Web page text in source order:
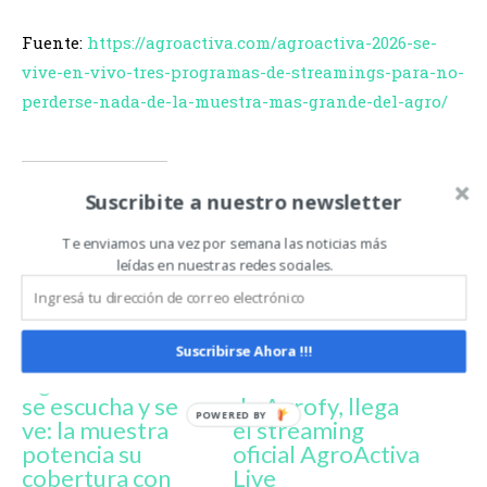
Fuente: https://agroactiva.com/agroactiva-2026-se-
vive-en-vivo-tres-programas-de-streamings-para-no-
perderse-nada-de-la-muestra-mas-grande-del-agro/
Relacionado
AgroActiva 2026
se escucha y se
ve: la muestra
potencia su
cobertura con
Con la innovación
de Agrofy, llega
el streaming
oficial AgroActiva
Live
Suscribite a nuestro newsletter
Te enviamos una vez por semana las noticias más
leídas en nuestras redes sociales.
Suscribirse Ahora !!!